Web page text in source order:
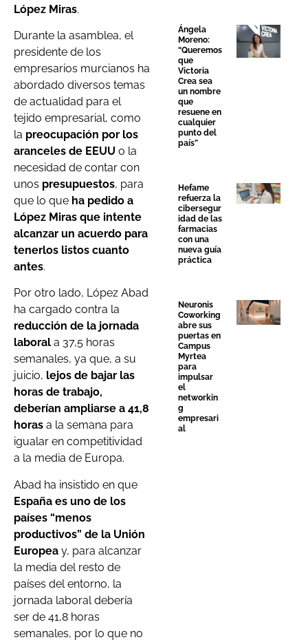
López Miras.
Durante la asamblea, el
presidente de los
empresarios murcianos ha
abordado diversos temas
de actualidad para el
tejido empresarial, como
la preocupación por los
aranceles de EEUU o la
necesidad de contar con
unos presupuestos, para
que lo que ha pedido a
López Miras que intente
alcanzar un acuerdo para
tenerlos listos cuanto
antes.
Por otro lado, López Abad
ha cargado contra la
reducción de la jornada
laboral a 37,5 horas
semanales, ya que, a su
juicio, lejos de bajar las
horas de trabajo,
deberían ampliarse a 41,8
horas a la semana para
igualar en competitividad
a la media de Europa.
Abad ha insistido en que
España es uno de los
países “menos
productivos” de la Unión
Europea y, para alcanzar
la media del resto de
países del entorno, la
jornada laboral debería
ser de 41,8 horas
semanales, por lo que no
Ángela
Moreno:
“Queremos
que
Victoria
Crea sea
un nombre
que
resuene en
cualquier
punto del
país”
Hefame
refuerza la
cibersegur
idad de las
farmacias
con una
nueva guía
práctica
Neuronis
Coworking
abre sus
puertas en
Campus
Myrtea
para
impulsar
el
networkin
g
empresari
al